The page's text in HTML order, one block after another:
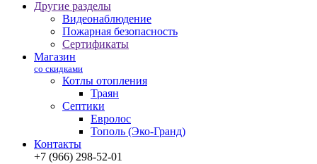
Другие разделы
Видеонаблюдение
Пожарная безопасность
Сертификаты
Магазин
со скидками
Котлы отопления
Траян
Септики
Евролос
Тополь (Эко-Гранд)
Контакты
+7 (966) 298-52-01